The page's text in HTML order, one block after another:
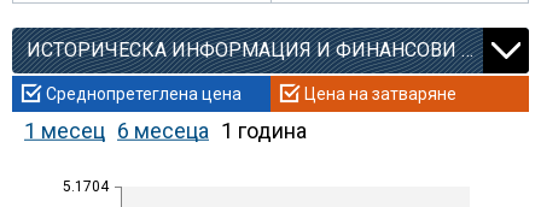
ИСТОРИЧЕСКА ИНФОРМАЦИЯ И ФИНАНСОВИ КОЕФИЦИЕНТИ
Среднопретеглена цена Цена на затваряне
1 месец 6 месеца 1 година
5.1704